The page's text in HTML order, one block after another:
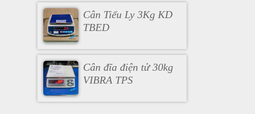
Cân Tiểu Ly 3Kg KD
TBED
Cân đĩa điện tử 30kg
VIBRA TPS